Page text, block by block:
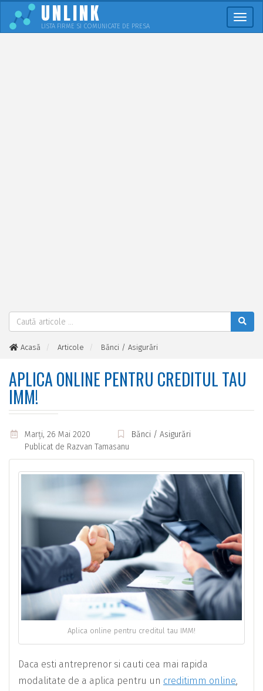
UNLINK
LISTA FIRME SI COMUNICATE DE PRESA
Acasă Articole
Bănci / Asigurări
APLICA ONLINE PENTRU CREDITUL TAU
IMM!
Marţi, 26 Mai 2020
Bănci / Asigurări
Publicat de Razvan Tamasanu
Aplica online pentru creditul tau IMM!
Daca esti antreprenor si cauti cea mai rapida
modalitate de a aplica pentru un creditimm online,